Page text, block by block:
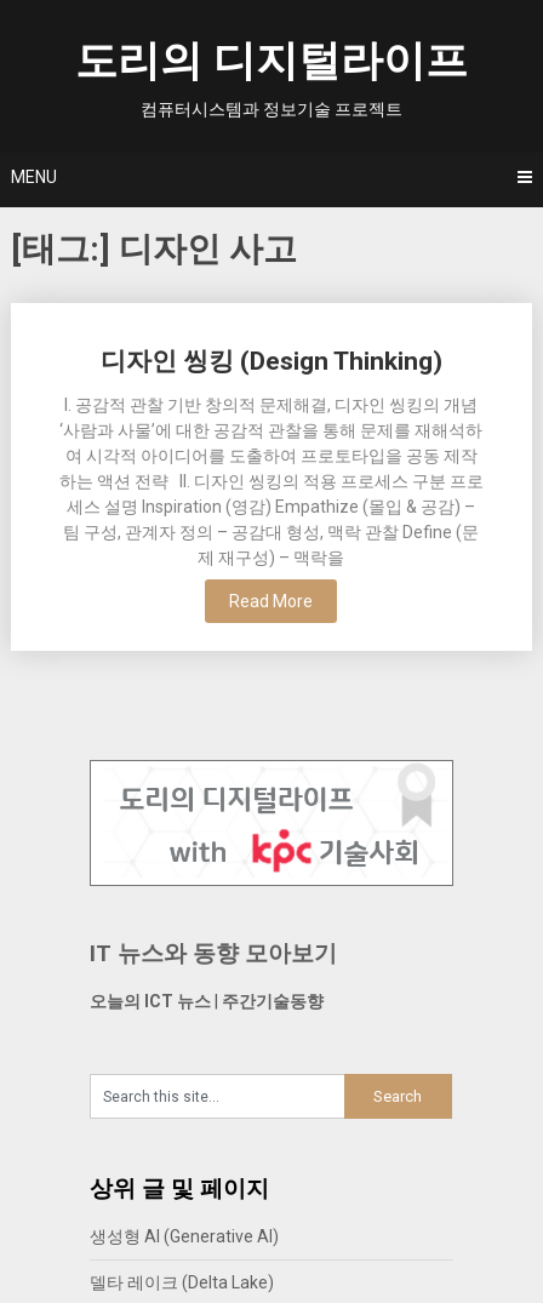
도리의 디지털라이프
컴퓨터시스템과 정보기술 프로젝트
MENU
[태그:] 디자인 사고
디자인 씽킹 (Design Thinking)
I. 공감적 관찰 기반 창의적 문제해결, 디자인 씽킹의 개념
‘사람과 사물’에 대한 공감적 관찰을 통해 문제를 재해석하
여 시각적 아이디어를 도출하여 프로토타입을 공동 제작
하는 액션 전략 II. 디자인 씽킹의 적용 프로세스 구분 프로
세스 설명 Inspiration (영감) Empathize (몰입 & 공감) –
팀 구성, 관계자 정의 – 공감대 형성, 맥락 관찰 Define (문
제 재구성) – 맥락을
Read More
navigation
IT 뉴스와 동향 모아보기
오늘의 ICT 뉴스| 주간기술동향
상위 글 및 페이지
생성형 AI (Generative AI)
델타 레이크 (Delta Lake)